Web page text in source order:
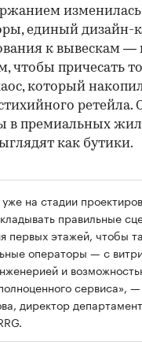
единый дизайн-
к вывескам —
чтобы причесать
который
ретейла.
в премиальных
как бутики.
на стадии
правильные
первых этажей, чтобы
операторы — с
и
сервиса», —
директор